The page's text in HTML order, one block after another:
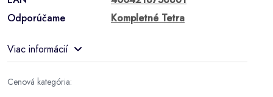
Odporúčame
Kompletné Tetra
Viac informácií
Cenová kategória: